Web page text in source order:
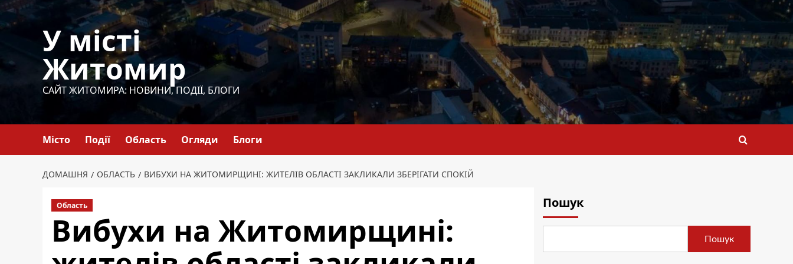
Перейти
У місті
Житомир
САЙТ ЖИТОМИРА: НОВИНИ, ПОДІЇ, БЛОГИ
Місто Події Область Огляди Блоги
ДОМАШНЯ ОБЛАСТЬ ВИБУХИ НА ЖИТОМИРЩИНІ: ЖИТЕЛІВ ОБЛАСТІ ЗАКЛИКАЛИ ЗБЕРІГАТИ СПОКІЙ
Область
Вибухи на Житомирщині:
Пошук
Пошук